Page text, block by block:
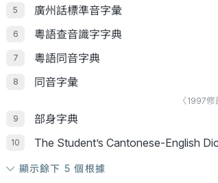
廣州話標準音字彙
粵語查音識字字典
粵語同音字典
同音字彙
〈1997
部身字典
The Student’s Cantonese-English
顯示餘下 5 個根據